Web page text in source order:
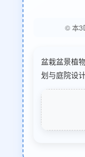
© 本
盆栽盆景植
划与庭院设